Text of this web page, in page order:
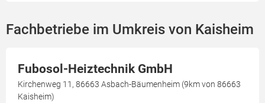
Fachbetriebe im Umkreis von Kaisheim
Fubosol-Heiztechnik GmbH
Kirchenweg 11, 86663 Asbach-Bäumenheim (9km von 86663
Kaisheim)